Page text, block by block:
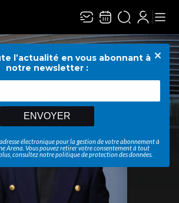
l’actualité en vous abonnant à
notre newsletter :
ENVOYER
électronique pour la gestion de votre abonnement à
Arena . Vous pouvez retirer votre consentement à tout
consultez notrepolitique de protection des données